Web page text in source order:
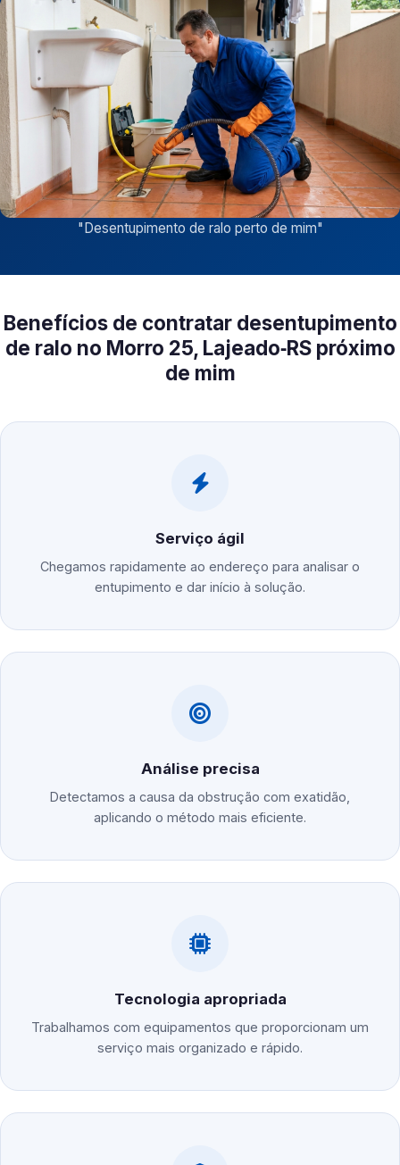
"Desentupimento de ralo perto de mim"
Benefícios de contratar desentupimento
de ralo no Morro 25, Lajeado‑RS próximo
de mim
Serviço ágil
Chegamos rapidamente ao endereço para analisar o
entupimento e dar início à solução.
Análise precisa
Detectamos a causa da obstrução com exatidão,
aplicando o método mais eficiente.
Tecnologia apropriada
Trabalhamos com equipamentos que proporcionam um
serviço mais organizado e rápido.